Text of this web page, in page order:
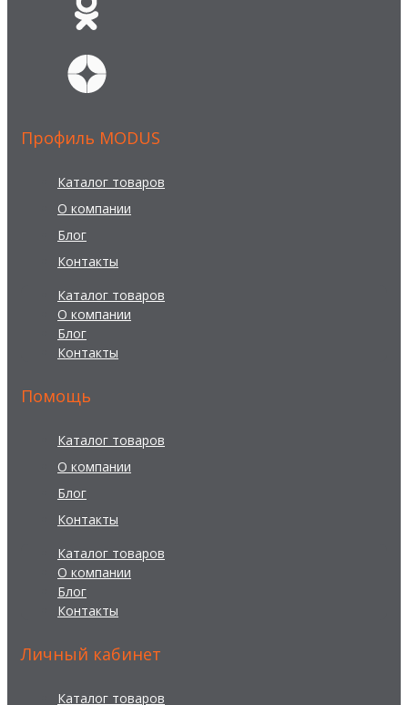
Профиль MODUS
Каталог товаров
О компании
Блог
Контакты
Каталог товаров
О компании
Блог
Контакты
Помощь
Каталог товаров
О компании
Блог
Контакты
Каталог товаров
О компании
Блог
Контакты
Личный кабинет
Каталог товаров